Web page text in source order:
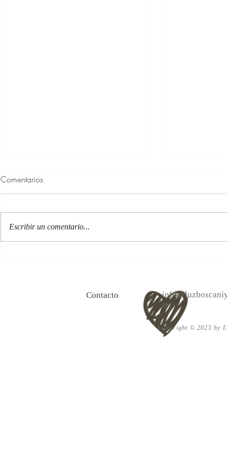
Comentarios
Escribir un comentario...
Contacto
m
Copyright © 2025 by